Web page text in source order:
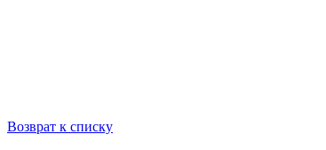
Возврат к списку